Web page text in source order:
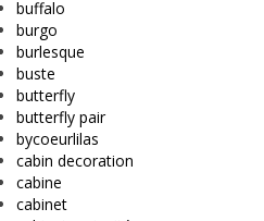
buffalo
burgo
burlesque
buste
butterfly
butterfly pair
bycoeurlilas
cabin decoration
cabine
cabinet